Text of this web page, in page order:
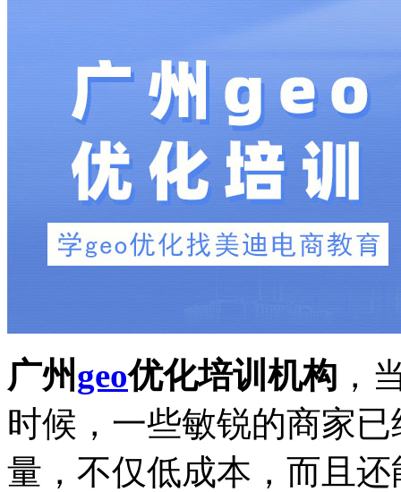
广州geo优化培训机构 ，
时候，一些敏锐的商家
量，不仅低成本，而且